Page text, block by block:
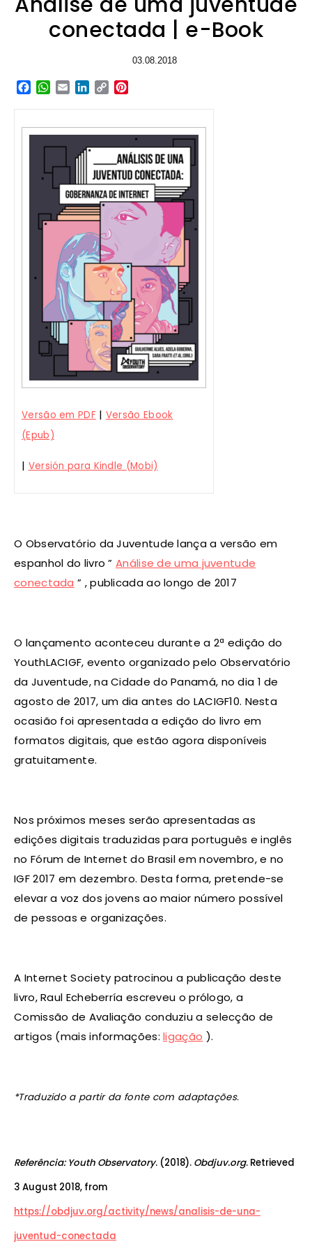
conectada | e-Book
03.08.2018
Facebook
WhatsApp
EmailLinkedIn
Copy
Versão em PDF | Versão Ebook
(Epub)
| Versión para Kindle (Mobi)
O Observatório da Juventude lança a versão em
espanhol do livro ”Análise de uma juventude
conectada ” , publicada ao longo de 2017
O lançamento aconteceu durante a 2ª edição do
YouthLACIGF, evento organizado pelo Observatório
da Juventude, na Cidade do Panamá, no dia 1 de
agosto de 2017, um dia antes do LACIGF10. Nesta
ocasião foi apresentada a edição do livro em
formatos digitais, que estão agora disponíveis
gratuitamente.
Nos próximos meses serão apresentadas as
edições digitais traduzidas para português e inglês
no Fórum de Internet do Brasil em novembro, e no
IGF 2017 em dezembro. Desta forma, pretende-se
elevar a voz dos jovens ao maior número possível
de pessoas e organizações.
A Internet Society patrocinou a publicação deste
livro, Raul Echeberría escreveu o prólogo, a
Comissão de Avaliação conduziu a selecção de
artigos (mais informações:ligação ).
*Traduzido a partir da fonte com adaptações.
Referência: Youth Observatory. (2018). Obdjuv.org. Retrieved
3 August 2018, from
https://obdjuv.org/activity/news/analisis-de-una-
juventud-conectada